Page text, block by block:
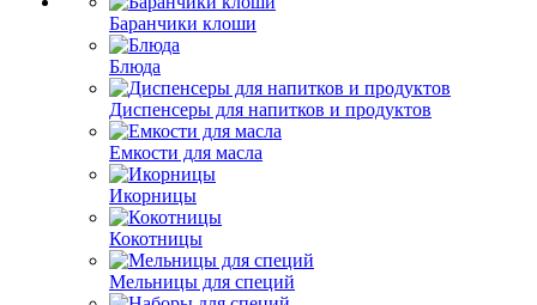
Баранчики клоши
Блюда
Диспенсеры для напитков и продуктов
Емкости для масла
Икорницы
Кокотницы
Мельницы для специй